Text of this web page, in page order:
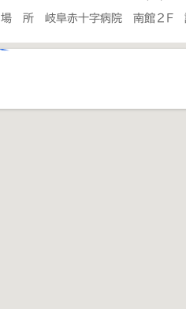
場 所 岐阜赤十字病院 南館２F